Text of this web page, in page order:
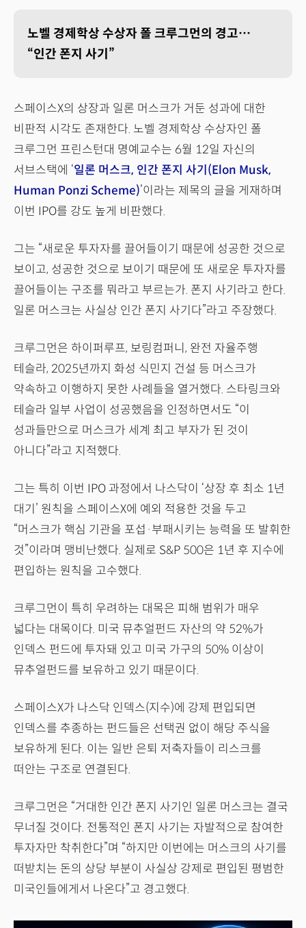
노벨 경제학상 수상자 폴 크루그먼의 경고…
“인간 폰지 사기”
스페이스X의 상장과 일론 머스크가 거둔 성과에 대한
비판적 시각도 존재한다. 노벨 경제학상 수상자인 폴
크루그먼 프린스턴대 명예교수는 6월 12일 자신의
서브스택에 ‘일론 머스크, 인간 폰지 사기(Elon Musk,
Human Ponzi Scheme)’이라는 제목의 글을 게재하며
이번 IPO를 강도 높게 비판했다.
그는 “새로운 투자자를 끌어들이기 때문에 성공한 것으로
보이고, 성공한 것으로 보이기 때문에 또 새로운 투자자를
끌어들이는 구조를 뭐라고 부르는가. 폰지 사기라고 한다.
일론 머스크는 사실상 인간 폰지 사기다”라고 주장했다.
크루그먼은 하이퍼루프, 보링컴퍼니, 완전 자율주행
테슬라, 2025년까지 화성 식민지 건설 등 머스크가
약속하고 이행하지 못한 사례들을 열거했다. 스타링크와
테슬라 일부 사업이 성공했음을 인정하면서도 “이
성과들만으로 머스크가 세계 최고 부자가 된 것이
아니다”라고 지적했다.
그는 특히 이번 IPO 과정에서 나스닥이 ‘상장 후 최소 1년
대기’ 원칙을 스페이스X에 예외 적용한 것을 두고
“머스크가 핵심 기관을 포섭·부패시키는 능력을 또 발휘한
것”이라며 맹비난했다. 실제로 S&P 500은 1년 후 지수에
편입하는 원칙을 고수했다.
크루그먼이 특히 우려하는 대목은 피해 범위가 매우
넓다는 대목이다. 미국 뮤추얼펀드 자산의 약 52%가
인덱스 펀드에 투자돼 있고 미국 가구의 50% 이상이
뮤추얼펀드를 보유하고 있기 때문이다.
스페이스X가 나스닥 인덱스(지수)에 강제 편입되면
인덱스를 추종하는 펀드들은 선택권 없이 해당 주식을
보유하게 된다. 이는 일반 은퇴 저축자들이 리스크를
떠안는 구조로 연결된다.
크루그먼은 “거대한 인간 폰지 사기인 일론 머스크는 결국
무너질 것이다. 전통적인 폰지 사기는 자발적으로 참여한
투자자만 착취한다”며 “하지만 이번에는 머스크의 사기를
떠받치는 돈의 상당 부분이 사실상 강제로 편입된 평범한
미국인들에게서 나온다”고 경고했다.